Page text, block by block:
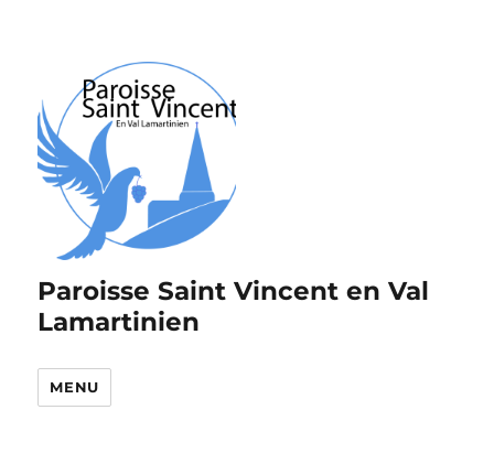
Paroisse Saint Vincent en Val
Lamartinien
MENU